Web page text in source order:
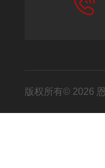
版权所有© 2026